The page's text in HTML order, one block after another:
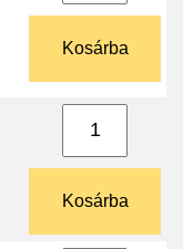
Kosárba
Kosárba